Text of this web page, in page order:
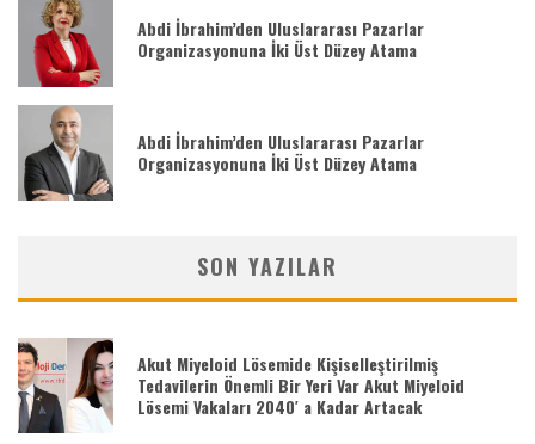
Abdi İbrahim’den Uluslararası Pazarlar
Organizasyonuna İki Üst Düzey Atama
Abdi İbrahim’den Uluslararası Pazarlar
Organizasyonuna İki Üst Düzey Atama
SON YAZILAR
Akut Miyeloid Lösemide Kişiselleştirilmiş
Tedavilerin Önemli Bir Yeri Var Akut Miyeloid
Lösemi Vakaları 2040′ a Kadar Artacak